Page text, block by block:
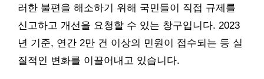
러한 불편을 해소하기 위해 국민들이 직접 규제를
신고하고 개선을 요청할 수 있는 창구입니다. 2023
년 기준, 연간 2만 건 이상의 민원이 접수되는 등 실
질적인 변화를 이끌어내고 있습니다.